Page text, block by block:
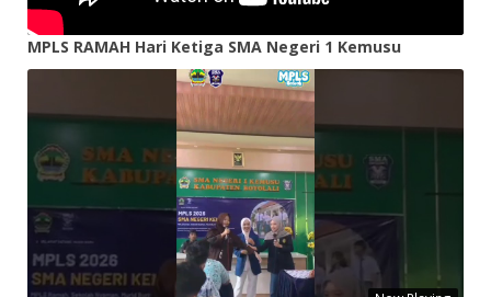
MPLS RAMAH Hari Ketiga SMA Negeri 1 Kemusu